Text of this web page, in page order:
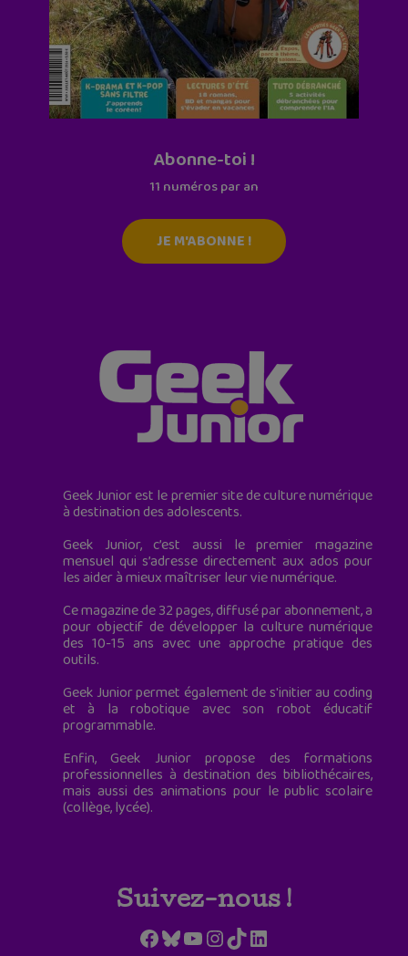
Abonne-toi !
11 numéros par an
JE M'ABONNE !
Geek Junior est le premier site de culture numérique
à destination des adolescents.
Geek Junior, c’est aussi le premier magazine
mensuel qui s’adresse directement aux ados pour
les aider à mieux maîtriser leur vie numérique.
Ce magazine de 32 pages, diffusé par abonnement, a
pour objectif de développer la culture numérique
des 10-15 ans avec une approche pratique des
outils.
Geek Junior permet également de s'initier au coding
et à la robotique avec son robot éducatif
programmable.
Enfin, Geek Junior propose des formations
professionnelles à destination des bibliothécaires,
mais aussi des animations pour le public scolaire
(collège, lycée).
Suivez-nous !
Facebook
Bluesky
YouTube
Instagram
TikTokLinkedIn